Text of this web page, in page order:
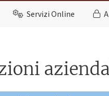
Servizi Online